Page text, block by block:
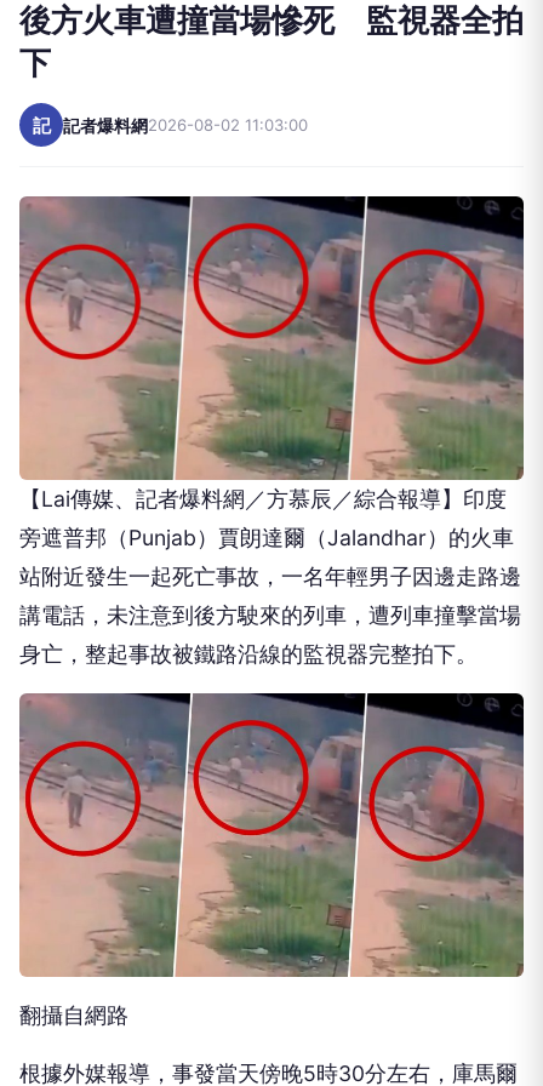
後方火車遭撞當場慘死 監視器全拍
下
記 記者爆料網2026-08-02 11:03:00
【Lai傳媒、記者爆料網／方慕辰／綜合報導】印度
旁遮普邦（Punjab）賈朗達爾（Jalandhar）的火車
站附近發生一起死亡事故，一名年輕男子因邊走路邊
講電話，未注意到後方駛來的列車，遭列車撞擊當場
身亡，整起事故被鐵路沿線的監視器完整拍下。
翻攝自網路
根據外媒報導，事發當天傍晚5時30分左右，庫馬爾